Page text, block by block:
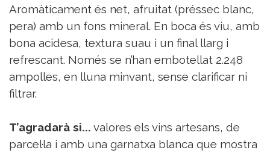
Aromàticament és net, afruitat (préssec blanc,
pera) amb un fons mineral. En boca és viu, amb
bona acidesa, textura suau i un final llarg i
refrescant. Només se n’han embotellat 2.248
ampolles, en lluna minvant, sense clarificar ni
filtrar.
T’agradarà si... valores els vins artesans, de
parcel·la i amb una garnatxa blanca que mostra